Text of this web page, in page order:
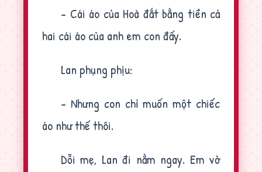
- Cái áo của Hoà đắt bằng tiền cả
hai cái áo của anh em con đấy.
Lan phụng phịu:
- Nhưng con chỉ muốn một chiếc
áo như thế thôi.
Dỗi mẹ, Lan đi nằm ngay. Em vờ